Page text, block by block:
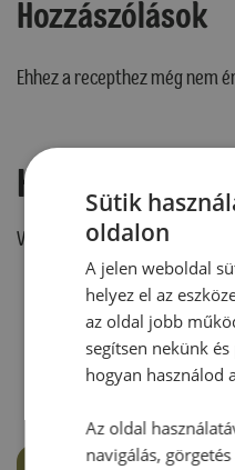
Hozzászólások
Ehhez a recepthez még nem
Hozzászólás
Vélemény írásához, kérjük,
Sütik
oldalon
A jelen weboldal
helyez el az
az oldal jobb
segítsen nekünk
hogyan használod
Az oldal
navigálás,